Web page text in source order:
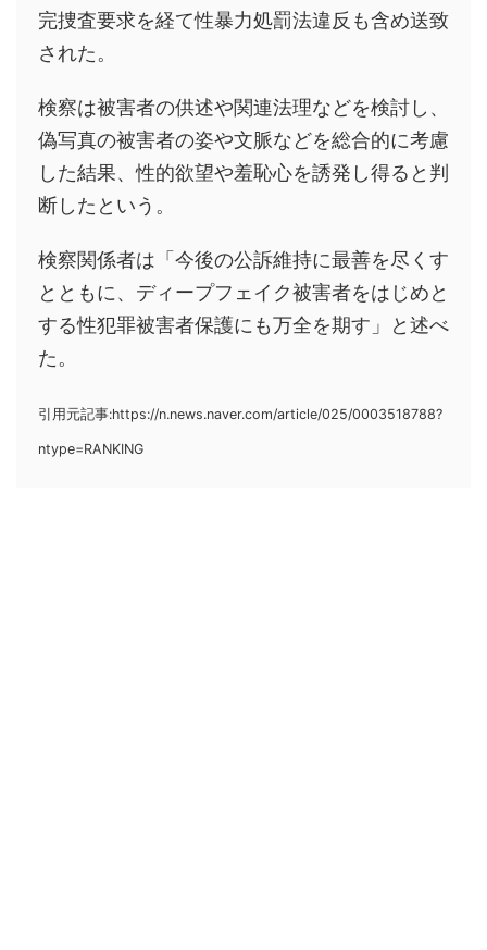
完捜査要求を経て性暴力処罰法違反も含め送致
された。
検察は被害者の供述や関連法理などを検討し、
偽写真の被害者の姿や文脈などを総合的に考慮
した結果、性的欲望や羞恥心を誘発し得ると判
断したという。
検察関係者は「今後の公訴維持に最善を尽くす
とともに、ディープフェイク被害者をはじめと
する性犯罪被害者保護にも万全を期す」と述べ
た。
引用元記事:https://n.news.naver.com/article/025/0003518788?
ntype=RANKING